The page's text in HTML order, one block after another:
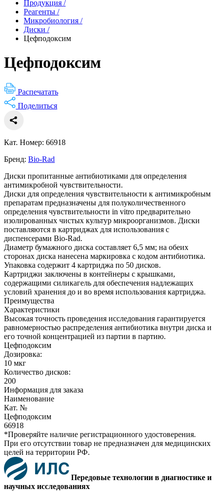
Продукция /
Реагенты /
Микробиология /
Диски /
Цефподоксим
Цефподоксим
Распечатать
Поделиться
Кат. Номер: 66918
Бренд: Bio-Rad
Диски пропитанные антибиотиками для определения
антимикробной чувствительности.
Диски для определения чувствительности к антимикробным
препаратам предназначены для полуколичественного
определения чувствительности in vitro предварительно
изолированных чистых культур микроорганизмов. Диски
поставляются в картриджах для использования с
диспенсерами Bio-Rad.
Диаметр бумажного диска составляет 6,5 мм; на обеих
сторонах диска нанесена маркировка с кодом антибиотика.
Упаковка содержит 4 картриджа по 50 дисков.
Картриджи заключены в контейнеры с крышками,
содержащими силикагель для обеспечения надлежащих
условий хранения до и во время использования картриджа.
Преимущества
Характеристики
Высокая точность проведения исследования гарантируется
равномерностью распределения антибиотика внутри диска и
его точной концентрацией из партии в партию.
Цефподоксим
Дозировка:
10 мкг
Количество дисков:
200
Информация для заказа
Наименование
Кат. №
Цефподоксим
66918
*Проверяйте наличие регистрационного удостоверения.
При его отсутствии товар не предназначен для медицинских
целей на территории РФ.
Передовые технологии в диагностике и
научных исследованиях